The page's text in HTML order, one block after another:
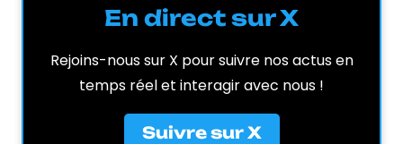
En direct sur X
Rejoins-nous sur X pour suivre nos actus en
temps réel et interagir avec nous !
Suivre sur X